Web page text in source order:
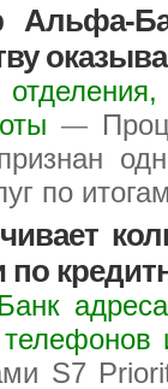
Альфа-
—
по
по
S7